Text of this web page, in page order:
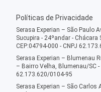
Políticas de Privacidade
Serasa Experian – São Paulo
Sucupira - 24ºandar -
CEP:04794-000 - CNPJ
Serasa Experian – Blumenau
– Bairro Velha, Blumenau/SC -
62.173.620/0104-95
Serasa Experian – São Carlos